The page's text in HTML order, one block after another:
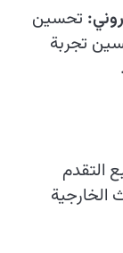
تحسين
تجربة
التقدم